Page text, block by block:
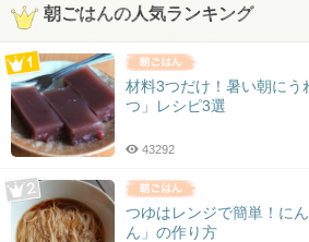
朝ごはんの人気ランキング
材料3つだけ！暑い朝にう
つ」レシピ3選
43292
つゆはレンジで簡単！に
ん」の作り方